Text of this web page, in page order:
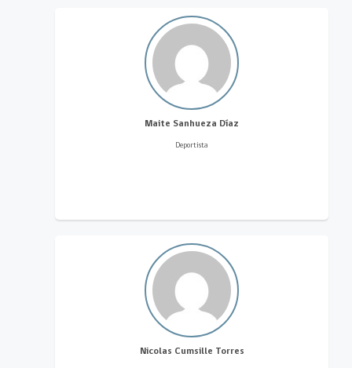
Maite Sanhueza Díaz
Deportista
Nicolas Cumsille Torres